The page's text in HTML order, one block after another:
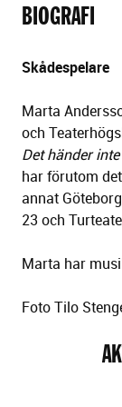
BIOGRAFI
Skådespelare
Marta
och
Det händer
har förutom
annat
23 och
Marta har
Foto Tilo